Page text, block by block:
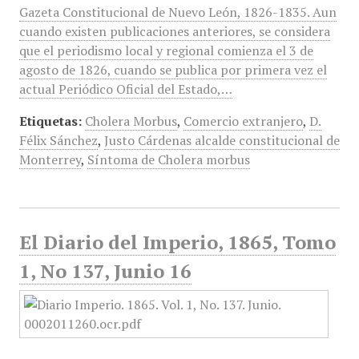
Gazeta Constitucional de Nuevo León, 1826-1835. Aun
cuando existen publicaciones anteriores, se considera
que el periodismo local y regional comienza el 3 de
agosto de 1826, cuando se publica por primera vez el
actual Periódico Oficial del Estado,…
Etiquetas: Cholera Morbus, Comercio extranjero, D.
Félix Sánchez, Justo Cárdenas alcalde constitucional de
Monterrey, Síntoma de Cholera morbus
El Diario del Imperio, 1865, Tomo
1, No 137, Junio 16